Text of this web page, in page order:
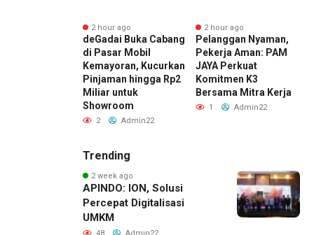
2 hour ago
deGadai Buka Cabang
di Pasar Mobil
Kemayoran, Kucurkan
Pinjaman hingga Rp2
Miliar untuk
Showroom
2 Admin22
2 hour ago
Pelanggan Nyaman,
Pekerja Aman: PAM
JAYA Perkuat
Komitmen K3
Bersama Mitra Kerja
1 Admin22
Trending
2 week ago
APINDO: ION, Solusi
Percepat Digitalisasi
UMKM
48 Admin22